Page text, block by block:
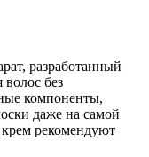
разработанный
без
компоненты,
даже на самой
крем рекомендуют